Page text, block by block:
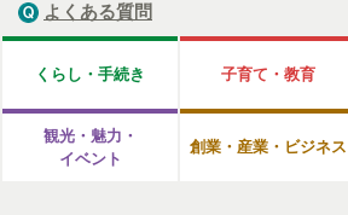
よくある質問
くらし・手続き 子育て・教育
観光・魅力・
イベント
創業・産業・ビジネス